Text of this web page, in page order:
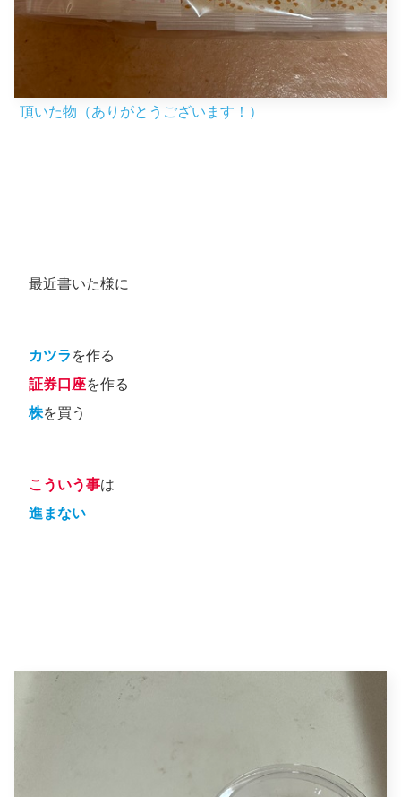
頂いた物（ありがとうございます！）
最近書いた様に
カツラ を作る
証券口座を作る
株を買う
こういう事は
進まない